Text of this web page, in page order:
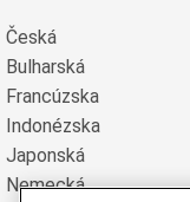
Česká
Bulharská
Francúzska
Indonézska
Japonská
Nemecká